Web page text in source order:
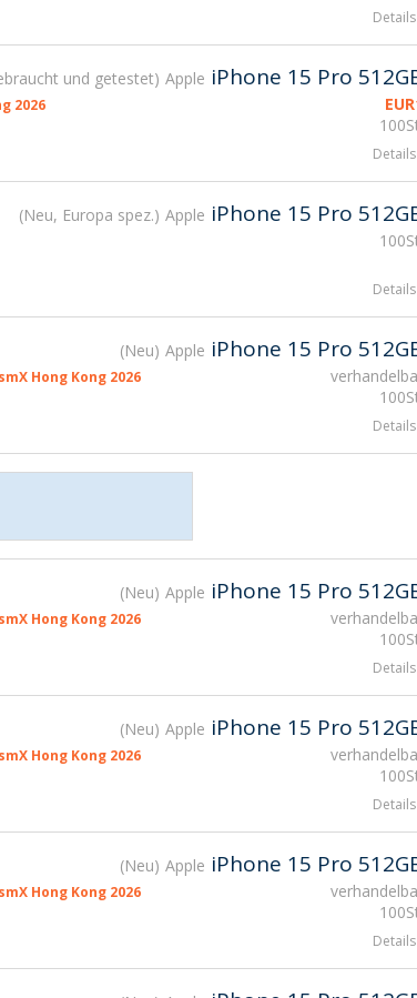
Details
und getestet Apple iPhone 15 Pro
EUR
2026
Details
Neu, Europa spez. Apple iPhone 15 Pro
Details
Neu Apple iPhone 15 Pro
Hong Kong 2026
Details
Neu Apple iPhone 15 Pro
Hong Kong 2026
Details
Neu Apple iPhone 15 Pro
Hong Kong 2026
Details
Neu Apple iPhone 15 Pro
Hong Kong 2026
Details